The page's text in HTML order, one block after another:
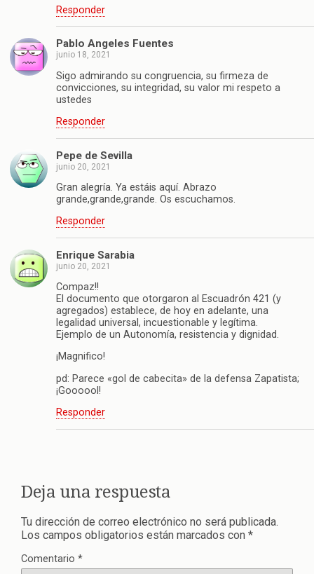
Responder
Pablo Angeles Fuentes
junio 18, 2021
Sigo admirando su congruencia, su firmeza de
convicciones, su integridad, su valor mi respeto a
ustedes
Responder
Pepe de Sevilla
junio 20, 2021
Gran alegría. Ya estáis aquí. Abrazo
grande,grande,grande. Os escuchamos.
Responder
Enrique Sarabia
junio 20, 2021
Compaz!!
El documento que otorgaron al Escuadrón 421 (y
agregados) establece, de hoy en adelante, una
legalidad universal, incuestionable y legítima.
Ejemplo de un Autonomía, resistencia y dignidad.
¡Magnifico!
pd: Parece «gol de cabecita» de la defensa Zapatista;
¡Goooool!
Responder
Deja una respuesta
Tu dirección de correo electrónico no será publicada.
Los campos obligatorios están marcados con *
Comentario *